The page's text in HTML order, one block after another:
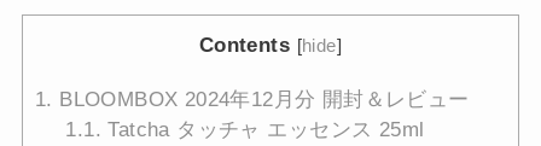
Contents [hide]
1. BLOOMBOX 2024年12月分 開封＆レビュー
1.1. Tatcha タッチャ エッセンス 25ml